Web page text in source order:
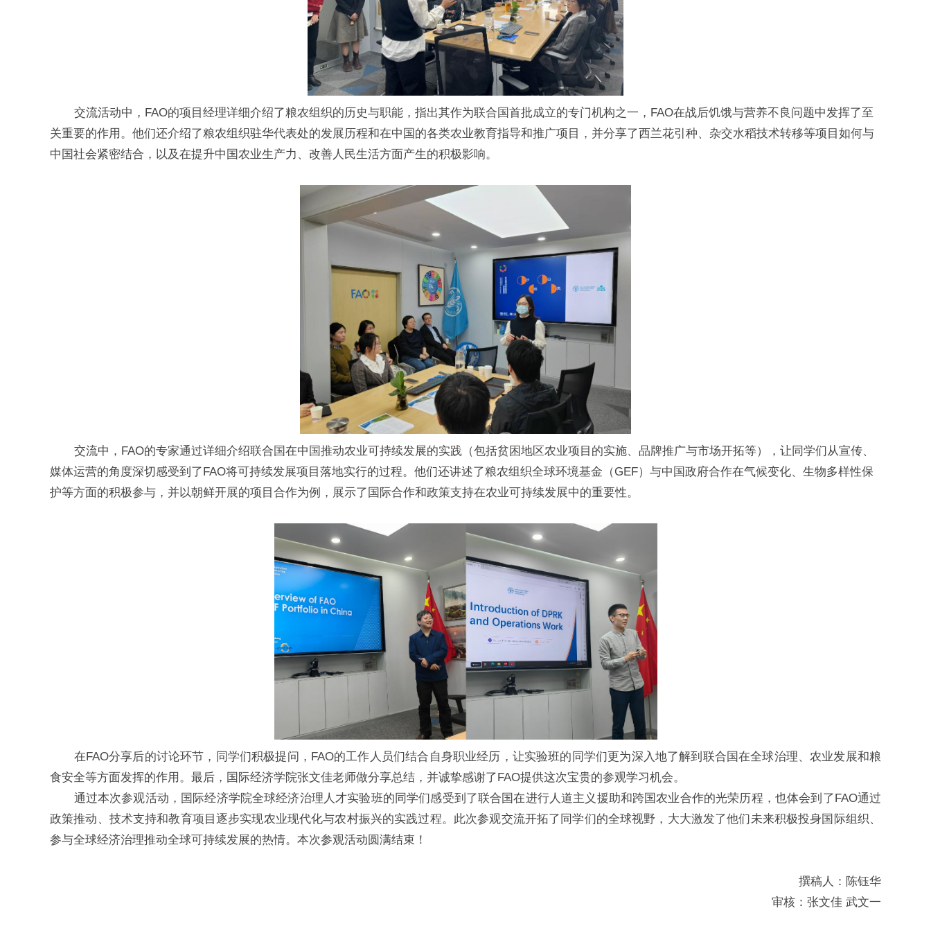
交流活动中，FAO的项目经理详细介绍了粮农组织的历史与职能，指出其作为联合国首批成立的专门机构之一，FAO在战后饥饿与营养不良问题中发挥了至
关重要的作用。他们还介绍了粮农组织驻华代表处的发展历程和在中国的各类农业教育指导和推广项目，并分享了西兰花引种、杂交水稻技术转移等项目如何与
中国社会紧密结合，以及在提升中国农业生产力、改善人民生活方面产生的积极影响。
交流中，FAO的专家通过详细介绍联合国在中国推动农业可持续发展的实践（包括贫困地区农业项目的实施、品牌推广与市场开拓等），让同学们从宣传、
媒体运营的角度深切感受到了FAO将可持续发展项目落地实行的过程。他们还讲述了粮农组织全球环境基金（GEF）与中国政府合作在气候变化、生物多样性保
护等方面的积极参与，并以朝鲜开展的项目合作为例，展示了国际合作和政策支持在农业可持续发展中的重要性。
在FAO分享后的讨论环节，同学们积极提问，FAO的工作人员们结合自身职业经历，让实验班的同学们更为深入地了解到联合国在全球治理、农业发展和粮
食安全等方面发挥的作用。最后，国际经济学院张文佳老师做分享总结，并诚挚感谢了FAO提供这次宝贵的参观学习机会。
通过本次参观活动，国际经济学院全球经济治理人才实验班的同学们感受到了联合国在进行人道主义援助和跨国农业合作的光荣历程，也体会到了FAO通过
政策推动、技术支持和教育项目逐步实现农业现代化与农村振兴的实践过程。此次参观交流开拓了同学们的全球视野，大大激发了他们未来积极投身国际组织、
参与全球经济治理推动全球可持续发展的热情。本次参观活动圆满结束！
撰稿人：陈钰华
审核：张文佳 武文一